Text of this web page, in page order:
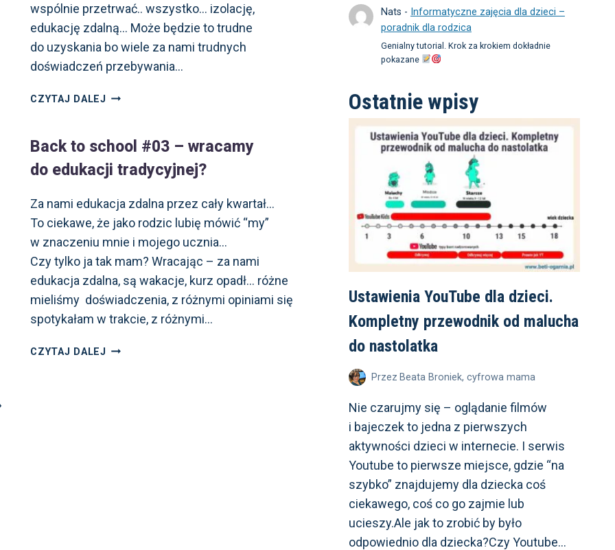
wspólnie przetrwać.. wszystko… izolację,
edukację zdalną… Może będzie to trudne
do uzyskania bo wiele za nami trudnych
doświadczeń przebywania…
CZYTAJ DALEJ TO URATUJE
PANDEMII!
Back to school #03 – wracamy
do edukacji tradycyjnej?
Za nami edukacja zdalna przez cały kwartał…
To ciekawe, że jako rodzic lubię mówić “my”
w znaczeniu mnie i mojego ucznia…
Czy tylko ja tak mam? Wracając – za nami
edukacja zdalna, są wakacje, kurz opadł… różne
mieliśmy doświadczenia, z różnymi opiniami się
spotykałam w trakcie, z różnymi…
CZYTAJ DALEJ BACK
Nats - Informatyczne zajęcia dla dzieci –
poradnik dla rodzica
Genialny tutorial. Krok za krokiem dokładnie
pokazane
Ostatnie wpisy
Ustawienia YouTube dla dzieci.
Kompletny przewodnik od malucha
do nastolatka
Przez Beata Broniek, cyfrowa mama
Nie czarujmy się – oglądanie filmów
i bajeczek to jedna z pierwszych
aktywności dzieci w internecie. I serwis
Youtube to pierwsze miejsce, gdzie “na
szybko” znajdujemy dla dziecka coś
ciekawego, coś co go zajmie lub
ucieszy.Ale jak to zrobić by było
odpowiednio dla dziecka?Czy Youtube…